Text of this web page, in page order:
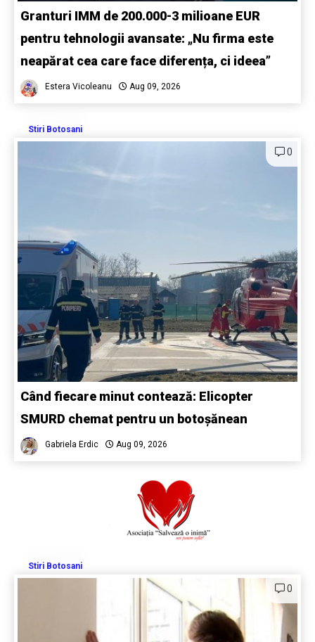
Granturi IMM de 200.000-3 milioane EUR
pentru tehnologii avansate: „Nu firma este
neapărat cea care face diferența, ci ideea”
Estera Vicoleanu Aug 09, 2026
Stiri Botosani
0
Când fiecare minut contează: Elicopter
SMURD chemat pentru un botoșănean
Gabriela Erdic Aug 09, 2026
Stiri Botosani
0